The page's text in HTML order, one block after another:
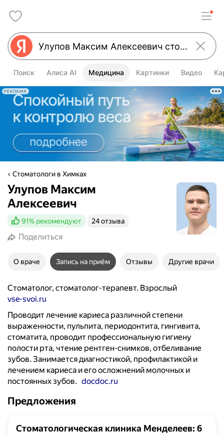
Поиск Алиса AI Медицина Картинки Видео
РЕКЛАМА
Стоматологи в Химках
Улупов Максим
Алексеевич
91% рекомендуют 24 отзыва
Поделиться
О враче Запись на приём Отзывы Другие врачи
Стоматолог, стоматолог-терапевт. Взрослый
vse-svoi.ru
Проводит лечение кариеса различной степени
выраженности, пульпита, периодонтита, гингивита,
стоматита, проводит профессиональную гигиену
полости рта, чтение рентген-снимков, отбеливание
зубов. Занимается диагностикой, профилактикой и
лечением кариеса и его осложнений молочных и
постоянных зубов. docdoc.ru
Предложения
Стоматологическая клиника Менделеев: 6